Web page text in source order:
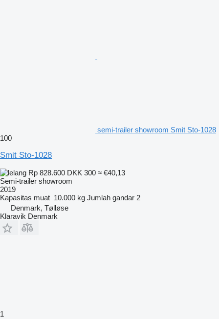
semi-trailer showroom Smit Sto-1028
100
Smit Sto-1028
Rp 828.600 DKK 300 ≈ €40,13
Semi-trailer showroom
2019
Kapasitas muat 10.000 kg Jumlah gandar 2
Denmark, Tølløse
Klaravik Denmark
1